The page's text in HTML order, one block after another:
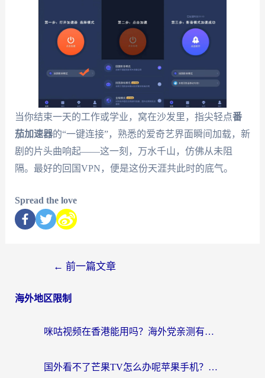
当你结束一天的工作或学业，窝在沙发里，指尖轻点番
茄加速器的“一键连接”，熟悉的爱奇艺界面瞬间加载，新
剧的片头曲响起——这一刻，万水千山，仿佛从未阻
隔。最好的回国VPN，便是这份天涯共此时的底气。
Spread the love
← 前一篇文章
海外地区限制
咪咕视频在香港能用吗？海外党亲测有效的回国加速方案来了
国外看不了芒果TV怎么办呢苹果手机？海外党追剧游戏的全能解决方案